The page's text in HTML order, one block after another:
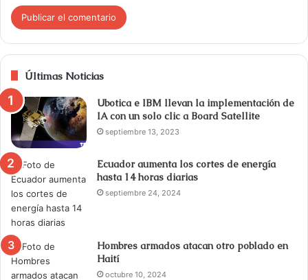
Últimas Noticias
Ubotica e IBM llevan la implementación de
IA con un solo clic a Board Satellite
septiembre 13, 2023
Ecuador aumenta los cortes de energía
hasta 14 horas diarias
septiembre 24, 2024
Hombres armados atacan otro poblado en
Haití
octubre 10, 2024